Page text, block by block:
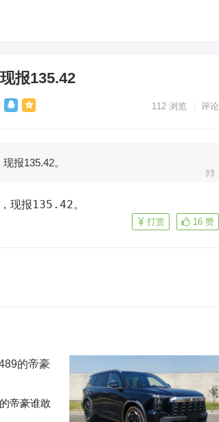
报135.42
112 浏览 评论
报135.42。
现报135.42。
16 赞
打赏
帝豪谁敢